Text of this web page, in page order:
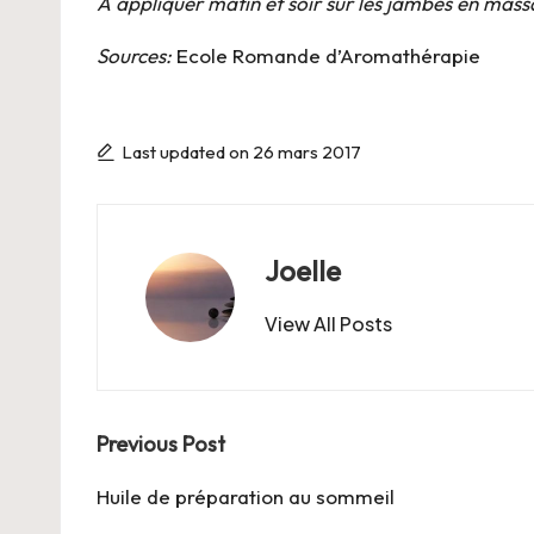
Sources: Ecole Romande d’Aromathérapie
Last updated on 26 mars 2017
Joelle
View All Posts
Post
navigation
Previous Post
Huile de préparation au sommeil